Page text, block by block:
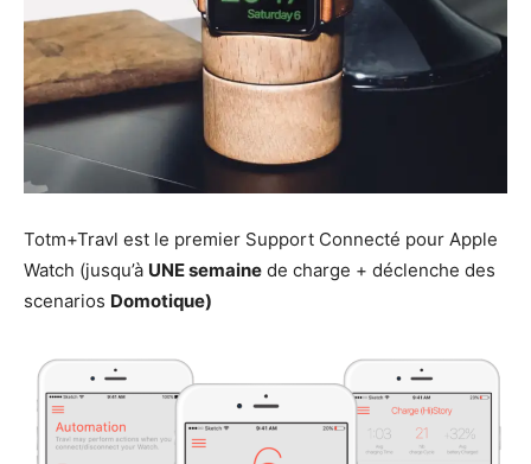
Totm+Travl est le premier Support Connecté pour Apple
Watch (jusqu’à UNE semaine de charge + déclenche des
scenarios Domotique)